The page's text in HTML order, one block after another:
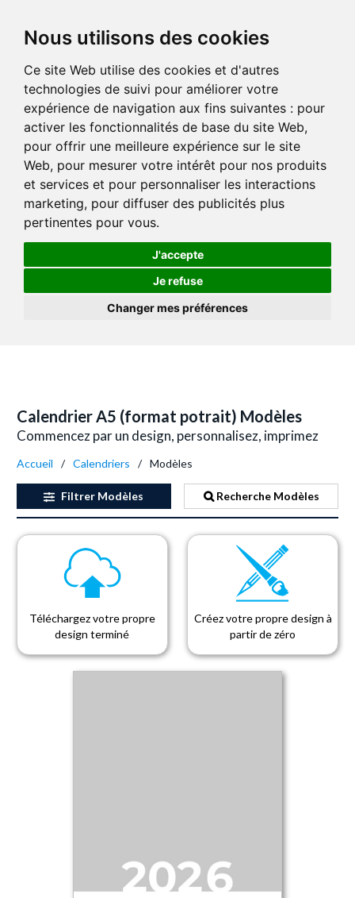
Nous utilisons des cookies
Ce site Web utilise des cookies et d'autres
technologies de suivi pour améliorer votre
expérience de navigation aux fins suivantes : pour
activer les fonctionnalités de base du site Web,
pour offrir une meilleure expérience sur le site
Web, pour mesurer votre intérêt pour nos produits
et services et pour personnaliser les interactions
marketing, pour diffuser des publicités plus
pertinentes pour vous.
J'accepte
Je refuse
Changer mes préférences
Calendrier A5 (format potrait) Modèles
Commencez par un design, personnalisez, imprimez
Accueil Calendriers Modèles
Filtrer Modèles Recherche Modèles
Téléchargez votre propre
design terminé
Créez votre propre design à
partir de zéro